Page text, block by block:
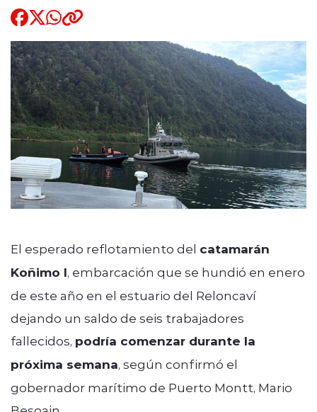
El esperado reflotamiento del catamarán
Koñimo I, embarcación que se hundió en enero
de este año en el estuario del Reloncaví
dejando un saldo de seis trabajadores
fallecidos, podría comenzar durante la
próxima semana, según confirmó el
gobernador marítimo de Puerto Montt, Mario